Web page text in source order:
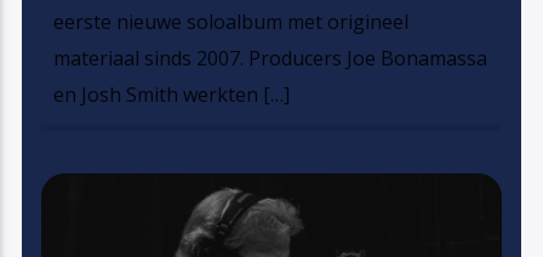
eerste nieuwe soloalbum met origineel
materiaal sinds 2007. Producers Joe Bonamassa
en Josh Smith werkten […]